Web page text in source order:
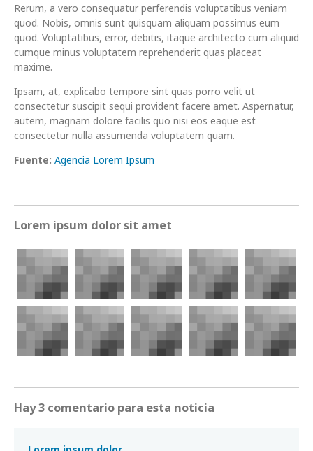
Rerum, a vero consequatur perferendis voluptatibus veniam
quod. Nobis, omnis sunt quisquam aliquam possimus eum
quod. Voluptatibus, error, debitis, itaque architecto cum aliquid
cumque minus voluptatem reprehenderit quas placeat
maxime.
Ipsam, at, explicabo tempore sint quas porro velit ut
consectetur suscipit sequi provident facere amet. Aspernatur,
autem, magnam dolore facilis quo nisi eos eaque est
consectetur nulla assumenda voluptatem quam.
Fuente: Agencia Lorem Ipsum
Lorem ipsum dolor sit amet
Hay 3 comentario para esta noticia